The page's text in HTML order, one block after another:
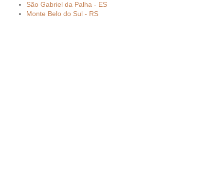
São Gabriel da Palha - ES
Monte Belo do Sul - RS